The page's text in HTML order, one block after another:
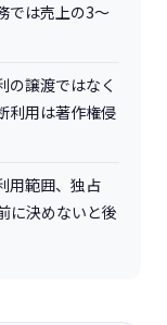
では売上の3〜
の譲渡ではなく
利用は著作権侵
用範囲、独占
に決めないと後